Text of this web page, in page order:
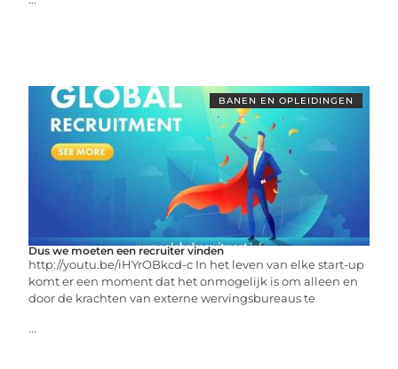
BANEN EN OPLEIDINGEN
Dus we moeten een recruiter vinden
http://youtu.be/iHYrOBkcd-c In het leven van elke start-up
komt er een moment dat het onmogelijk is om alleen en
door de krachten van externe wervingsbureaus te
...